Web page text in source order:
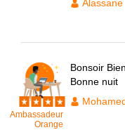
Alassane
Ambassadeur
Orange
Bonsoir
Bonne nuit